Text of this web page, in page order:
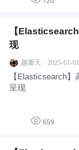
【
现
越重天 · 2025-01-01
【Elasticsearch
呈现
659